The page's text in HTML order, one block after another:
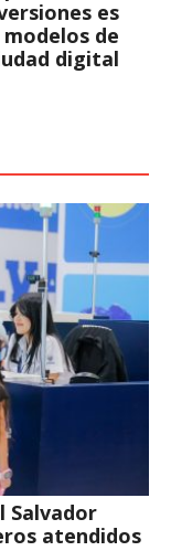
es
de
digital
Salvador
atendidos